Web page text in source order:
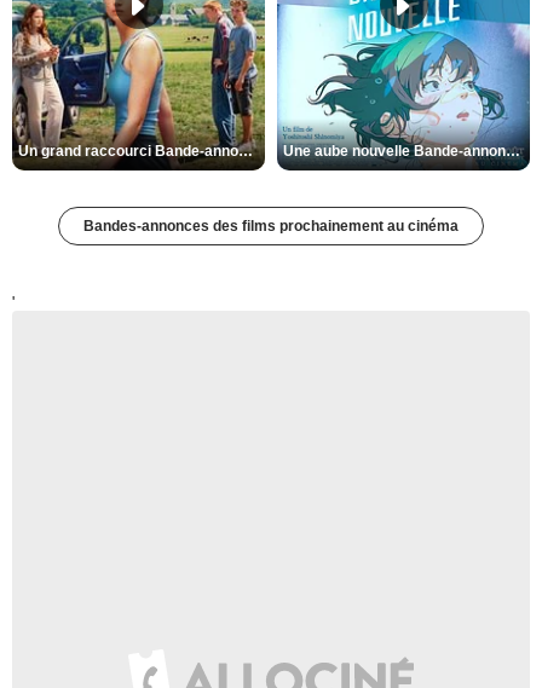
Un grand raccourci Bande-annonce VF Une aube nouvelle Bande-annonce VO STFR
Bandes-annonces des films prochainement au cinéma
'